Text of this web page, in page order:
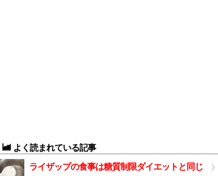
よく読まれている記事
ライザップの食事は糖質制限ダイエットと同じ